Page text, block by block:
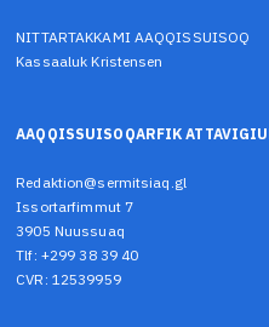
NITTARTAKKAMI AAQQISSUISOQ
Kassaaluk Kristensen
AAQQISSUISOQARFIK
Redaktion@sermitsiaq.gl
Issortarfimmut 7
3905 Nuussuaq
Tlf: +299 38 39 40
CVR: 12539959